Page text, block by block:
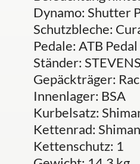
Dynamo: Shutter
Schutzbleche:
Pedale: ATB
Ständer:
Gepäckträger:
Innenlager: BSA
Kurbelsatz:
Kettenrad:
Kettenschutz: 1